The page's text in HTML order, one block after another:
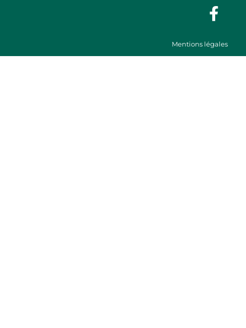
Mentions légales